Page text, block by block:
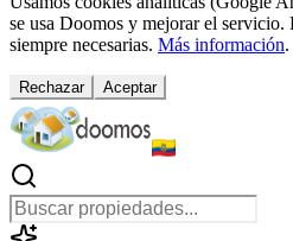
se usa Doomos y mejorar el servicio.
siempre necesarias. Más información.
Rechazar Aceptar